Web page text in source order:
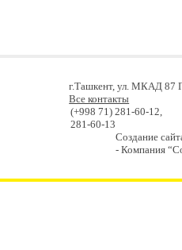
г.Ташкент, ул. МКАД 87
Все контакты
(+998 71) 281-60-12,
281-60-13
Создание
- Компания